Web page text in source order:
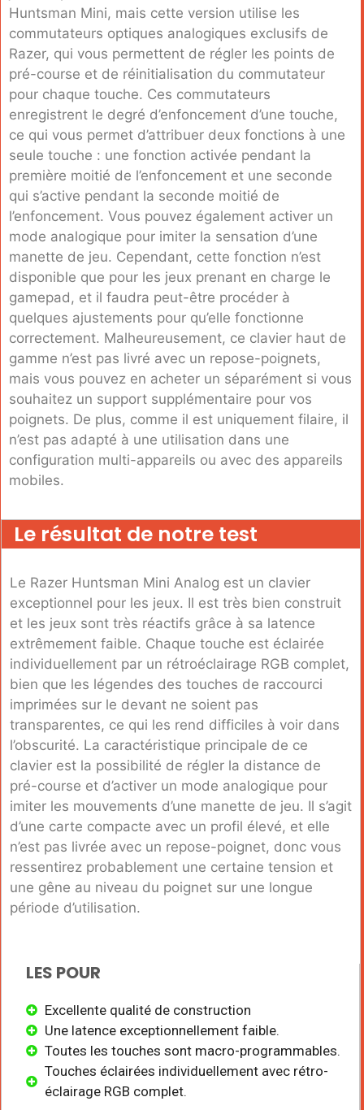
Huntsman Mini, mais cette version utilise les
commutateurs optiques analogiques exclusifs de
Razer, qui vous permettent de régler les points de
pré-course et de réinitialisation du commutateur
pour chaque touche. Ces commutateurs
enregistrent le degré d’enfoncement d’une touche,
ce qui vous permet d’attribuer deux fonctions à une
seule touche : une fonction activée pendant la
première moitié de l’enfoncement et une seconde
qui s’active pendant la seconde moitié de
l’enfoncement. Vous pouvez également activer un
mode analogique pour imiter la sensation d’une
manette de jeu. Cependant, cette fonction n’est
disponible que pour les jeux prenant en charge le
gamepad, et il faudra peut-être procéder à
quelques ajustements pour qu’elle fonctionne
correctement. Malheureusement, ce clavier haut de
gamme n’est pas livré avec un repose-poignets,
mais vous pouvez en acheter un séparément si vous
souhaitez un support supplémentaire pour vos
poignets. De plus, comme il est uniquement filaire, il
n’est pas adapté à une utilisation dans une
configuration multi-appareils ou avec des appareils
mobiles.
Le résultat de notre test
Le Razer Huntsman Mini Analog est un clavier
exceptionnel pour les jeux. Il est très bien construit
et les jeux sont très réactifs grâce à sa latence
extrêmement faible. Chaque touche est éclairée
individuellement par un rétroéclairage RGB complet,
bien que les légendes des touches de raccourci
imprimées sur le devant ne soient pas
transparentes, ce qui les rend difficiles à voir dans
l’obscurité. La caractéristique principale de ce
clavier est la possibilité de régler la distance de
pré-course et d’activer un mode analogique pour
imiter les mouvements d’une manette de jeu. Il s’agit
d’une carte compacte avec un profil élevé, et elle
n’est pas livrée avec un repose-poignet, donc vous
ressentirez probablement une certaine tension et
une gêne au niveau du poignet sur une longue
période d’utilisation.
LES POUR
Excellente qualité de construction
Une latence exceptionnellement faible.
Toutes les touches sont macro-programmables.
Touches éclairées individuellement avec rétro-
éclairage RGB complet.